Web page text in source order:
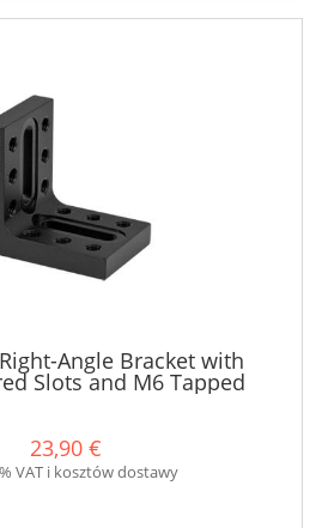
Angle Bracket with
Slots and M6 Tapped
23,90 €
VAT i kosztów dostawy